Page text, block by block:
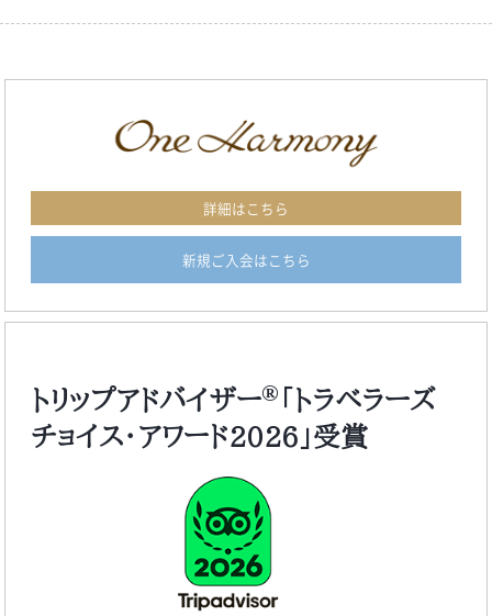
詳細はこちら
新規ご入会はこちら
トリップアドバイザー® 「トラベラーズ
チョイス・アワード2026」受賞